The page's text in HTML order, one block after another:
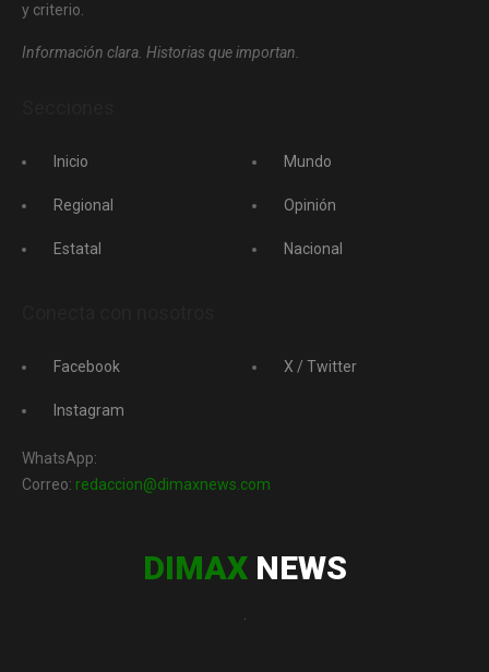
y criterio.
Información clara. Historias que importan.
Inicio
Regional
Estatal
Mundo
Opinión
Nacional
Facebook
Instagram
X / Twitter
WhatsApp:
Correo: redaccion@dimaxnews.com
DIMAXNEWS